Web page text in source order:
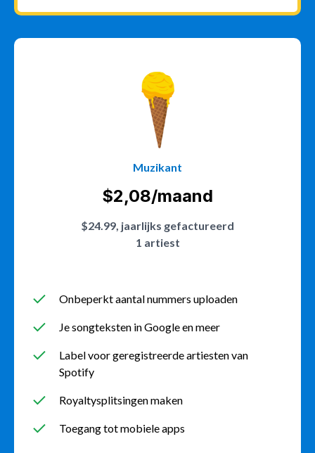
Muzikant
$2,08/maand
$24.99, jaarlijks gefactureerd
1 artiest
Onbeperkt aantal nummers uploaden
Je songteksten in Google en meer
Label voor geregistreerde artiesten van
Spotify
Royaltysplitsingen maken
Toegang tot mobiele apps